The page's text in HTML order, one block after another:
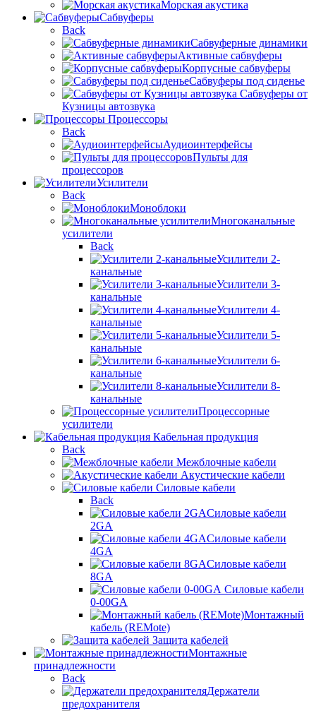
Морская акустика
Сабвуферы
Back
Сабвуферные динамики
Активные сабвуферы
Корпусные сабвуферы
Сабвуферы под сиденье
Сабвуферы от
Кузницы автозвука
Процессоры
Back
Аудиоинтерфейсы
Пульты для
процессоров
Усилители
Back
Моноблоки
Многоканальные
усилители
Back
Усилители 2-
канальные
Усилители 3-
канальные
Усилители 4-
канальные
Усилители 5-
канальные
Усилители 6-
канальные
Усилители 8-
канальные
Процессорные
усилители
Кабельная продукция
Back
Межблочные кабели
Акустические кабели
Силовые кабели
Back
Силовые кабели
2GA
Силовые кабели
4GA
Силовые кабели
8GA
Силовые кабели
0-00GA
Монтажный
кабель (REMote)
Защита кабелей
Монтажные
принадлежности
Back
Держатели
предохранителя